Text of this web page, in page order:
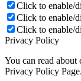
Click to enable/
Click to enable/
Click to enable/
Privacy Policy
You can read
Privacy Policy Page.